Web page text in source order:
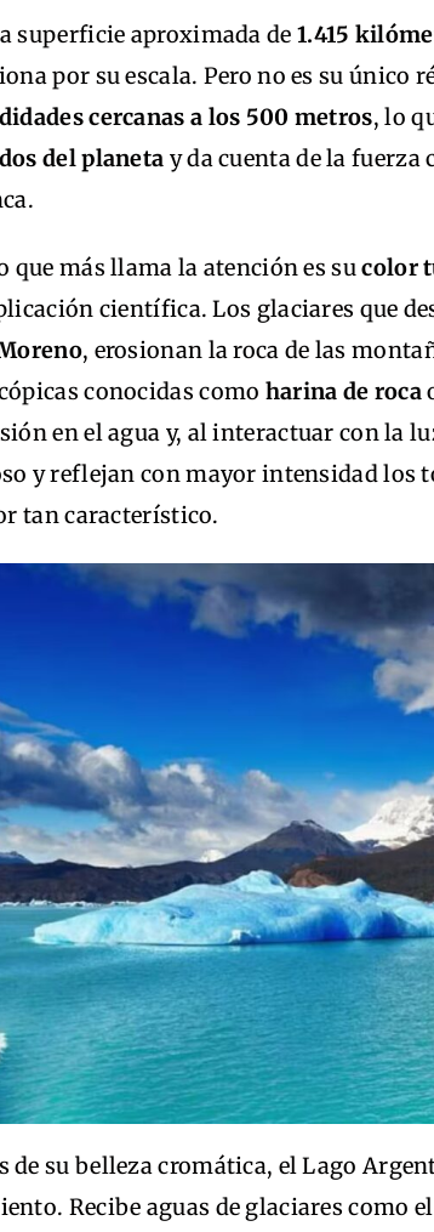
superficie aproximada de 1.415
por su escala. Pero no es su único
cercanas a los 500 metros, lo
del planeta y da cuenta de la
que más llama la atención es sucolor
científica. Los glaciares que
, erosionan la roca de las
conocidas como harina de roca
en el agua y, al interactuar con la
y reflejan con mayor intensidad los
tan característico.
de su belleza cromática, el Lago
Recibe aguas de glaciares como el